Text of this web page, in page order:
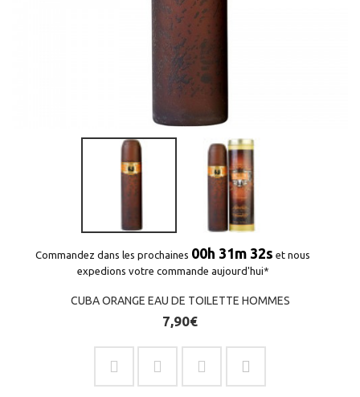
Commandez dans les prochaines 00h 31m 32s et nous
expedions votre commande aujourd'hui*
CUBA ORANGE EAU DE TOILETTE HOMMES
7,90€